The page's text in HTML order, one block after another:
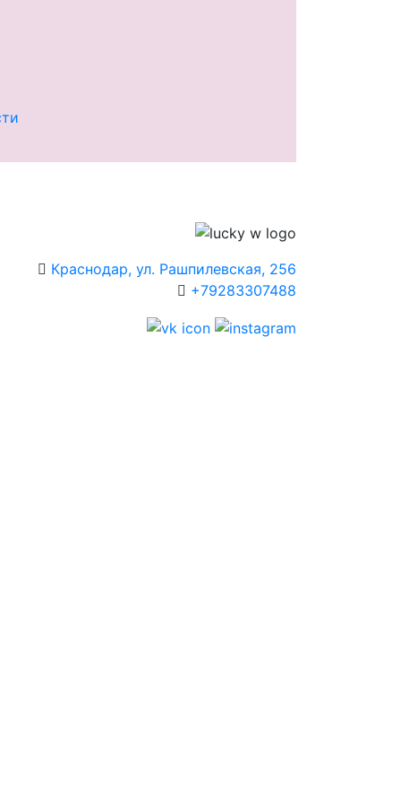
Краснодар, ул. Рашпилевская, 256
+79283307488